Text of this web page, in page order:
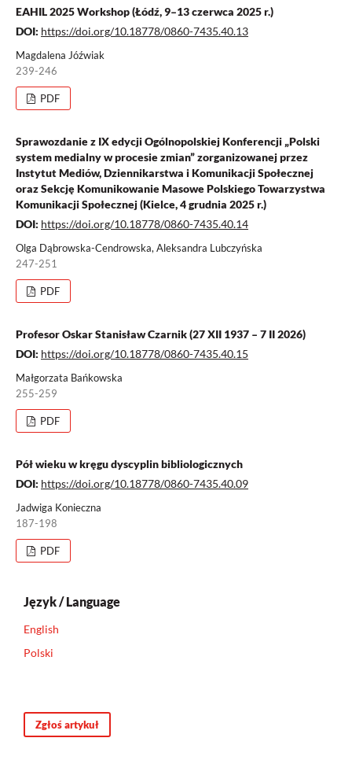
EAHIL 2025 Workshop (Łódź, 9–13 czerwca 2025 r.)
DOI: https://doi.org/10.18778/0860-7435.40.13
Magdalena Jóźwiak
239-246
PDF
Sprawozdanie z IX edycji Ogólnopolskiej Konferencji „Polski
system medialny w procesie zmian” zorganizowanej przez
Instytut Mediów, Dziennikarstwa i Komunikacji Społecznej
oraz Sekcję Komunikowanie Masowe Polskiego Towarzystwa
Komunikacji Społecznej (Kielce, 4 grudnia 2025 r.)
DOI: https://doi.org/10.18778/0860-7435.40.14
Olga Dąbrowska-Cendrowska, Aleksandra Lubczyńska
247-251
PDF
Profesor Oskar Stanisław Czarnik (27 XII 1937 – 7 II 2026)
DOI: https://doi.org/10.18778/0860-7435.40.15
Małgorzata Bańkowska
255-259
PDF
Pół wieku w kręgu dyscyplin bibliologicznych
DOI: https://doi.org/10.18778/0860-7435.40.09
Jadwiga Konieczna
187-198
PDF
Język / Language
English
Polski
Zgłoś artykuł